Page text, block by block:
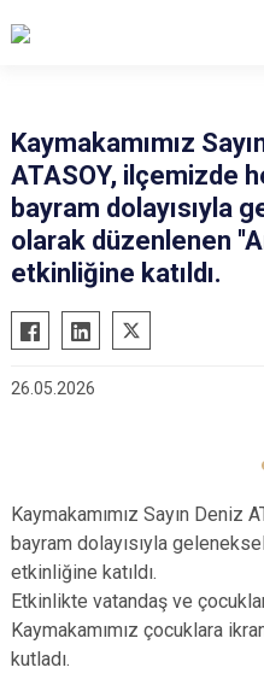
Ağlasun
Altınyayla
Bucak
Çeltikçi
Kaymakamımız
ATASOY, ilçemizde
bayram dolayısıyla
olarak düzenlenen
etkinliğine katıldı.
26.05.2026
Kaymakamımız Sayın Deniz
bayram dolayısıyla
etkinliğine katıldı.
Etkinlikte vatandaş ve
Kaymakamımız çocuklara
kutladı.